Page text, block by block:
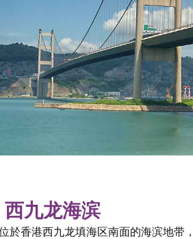
九龙海滨
於香港西九龙填海区南面的海滨地带